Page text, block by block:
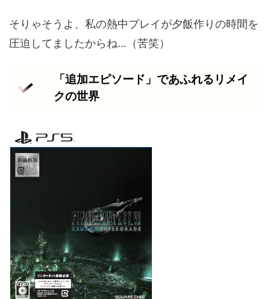
そりゃそうよ、私の熱中プレイが夕飯作りの時間を
圧迫してましたからね…（苦笑）
「追加エピソード」であふれるリメイ
クの世界